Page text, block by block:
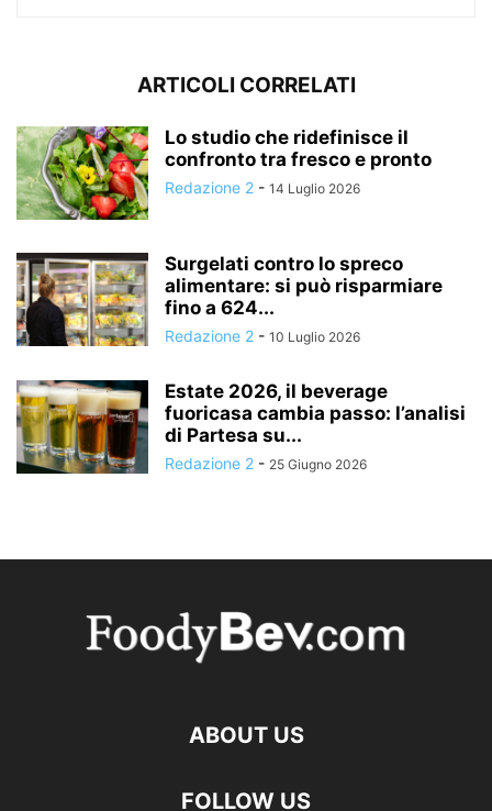
ARTICOLI CORRELATI
Lo studio che ridefinisce il
confronto tra fresco e pronto
Redazione 2 - 14 Luglio 2026
Surgelati contro lo spreco
alimentare: si può risparmiare
fino a 624...
Redazione 2 - 10 Luglio 2026
Estate 2026, il beverage
fuoricasa cambia passo: l’analisi
di Partesa su...
Redazione 2 - 25 Giugno 2026
ABOUT US
FOLLOW US